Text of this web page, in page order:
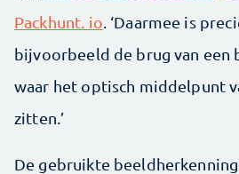
Packhunt. io . ‘Daarmee is
bijvoorbeeld de brug van een
waar het optisch middelpunt
zitten.’
De gebruikte